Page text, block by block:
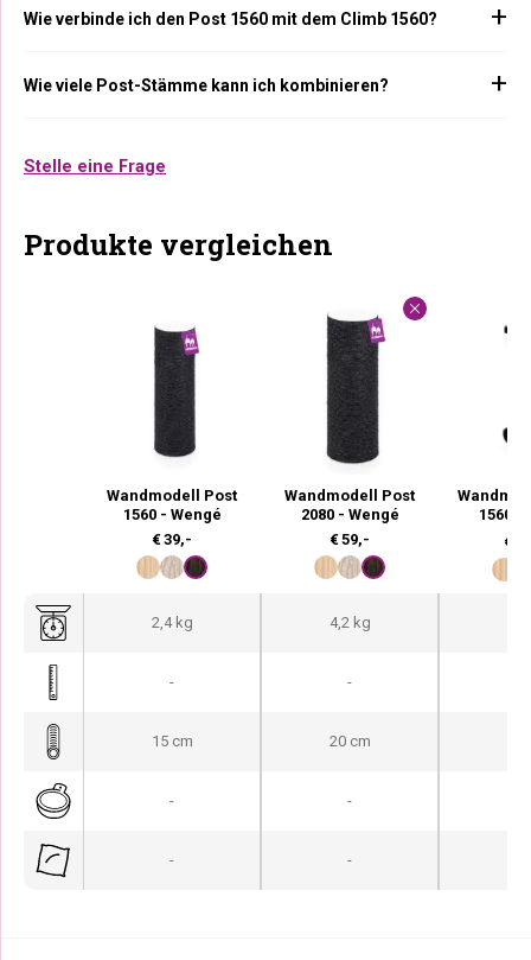
Wie verbinde ich den Post 1560 mit dem Climb 1560?
Wie viele Post-Stämme kann ich kombinieren?
Stelle eine Frage
Produkte vergleichen
Wandmodell Post
1560 - Wengé
€39,-
Wandmodell Post
2080 - Wengé
€59,-
1560 -
€
2,4 kg 4,2 kg
- -
15 cm 20 cm
- -
- -